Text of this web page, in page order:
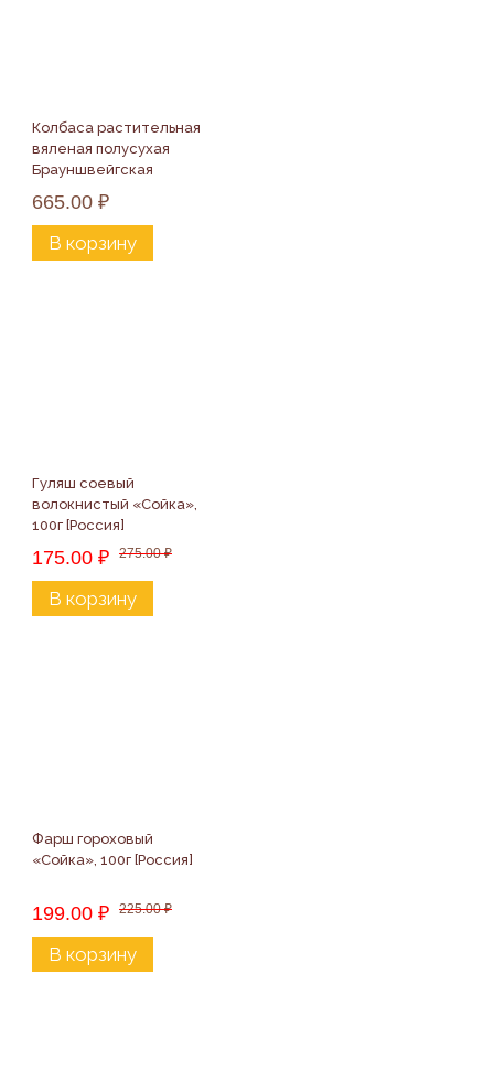
Колбаса растительная
вяленая полусухая
Брауншвейгская
«Вего», 300г
665.00 ₽
В корзину
Гуляш соевый
волокнистый «Сойка»,
100г [Россия]
175.00 ₽ 275.00₽
В корзину
Фарш гороховый
«Сойка», 100г [Россия]
199.00 ₽ 225.00₽
В корзину